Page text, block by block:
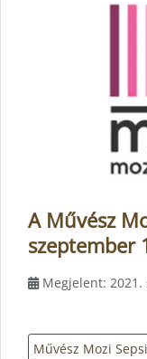
A Művész
szeptember
Megjelent:
Művész Mozi